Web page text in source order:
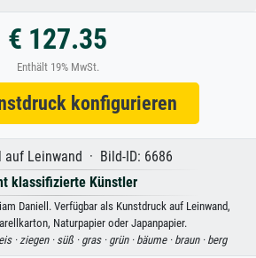
€ 127.35
Enthält 19% MwSt.
konfigurieren
auf Leinwand · Bild-ID: 6686
klassifizierte Künstler
Daniell. Verfügbar als Kunstdruck auf Leinwand,
Naturpapier oder Japanpapier.
· ziegen · süß · gras · grün · bäume · braun · berg